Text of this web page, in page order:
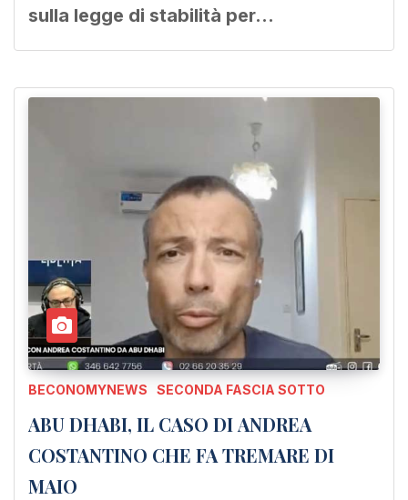
sulla legge di stabilità per…
BECONOMYNEWS SECONDA FASCIA SOTTO
ABU DHABI, IL CASO DI ANDREA
COSTANTINO CHE FA TREMARE DI
MAIO